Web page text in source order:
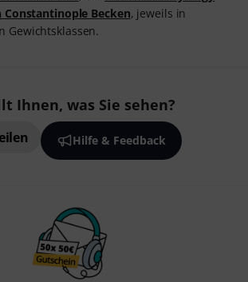
Constantinople Becken, jeweils in
Gewichtsklassen.
Ihnen, was Sie sehen?
Hilfe & Feedback